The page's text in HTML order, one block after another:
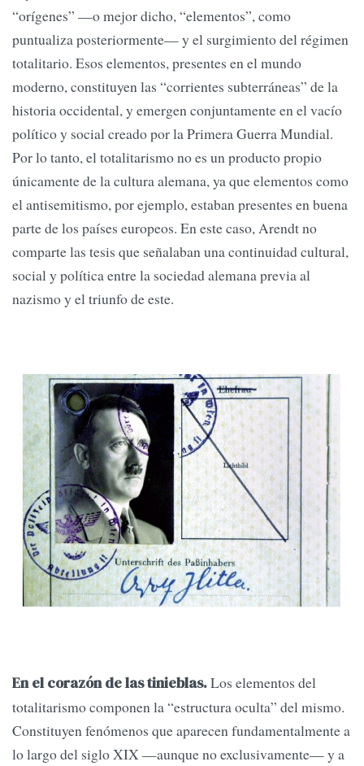
“orígenes” —o mejor dicho, “elementos”, como
puntualiza posteriormente— y el surgimiento del régimen
totalitario. Esos elementos, presentes en el mundo
moderno, constituyen las “corrientes subterráneas” de la
historia occidental, y emergen conjuntamente en el vacío
político y social creado por la Primera Guerra Mundial.
Por lo tanto, el totalitarismo no es un producto propio
únicamente de la cultura alemana, ya que elementos como
el antisemitismo, por ejemplo, estaban presentes en buena
parte de los países europeos. En este caso, Arendt no
comparte las tesis que señalaban una continuidad cultural,
social y política entre la sociedad alemana previa al
nazismo y el triunfo de este.
En el corazón de las tinieblas.Los elementos del
totalitarismo componen la “estructura oculta” del mismo.
Constituyen fenómenos que aparecen fundamentalmente a
lo largo del siglo XIX —aunque no exclusivamente— y a